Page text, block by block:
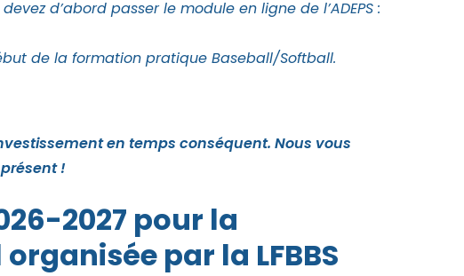
d’abord passer le module en ligne de l’ADEPS :
de la formation pratique Baseball/Softball.
en temps conséquent. Nous vous
!
2027 pour la
par la LFBBS